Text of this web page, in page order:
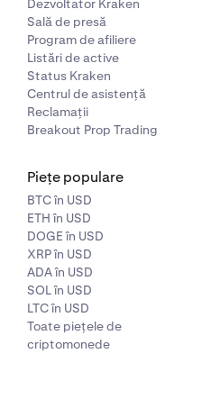
problemelor de
eforturi ample de dezvoltare
ar fi productiv având în
acest caz. Sperăm să
dezvoltare Lisk în zilele
informații dacă vor apărea
rugăm să retragi imediat
în siguranță.
Dezvoltator Kraken
Sală de presă
Program de afiliere
Listări de active
Status Kraken
Centrul de asistență
Reclamații
Breakout Prop Trading
Piețe populare
BTC în USD
ETH în USD
DOGE în USD
XRP în USD
ADA în USD
SOL în USD
LTC în USD
Toate piețele de
criptomonede